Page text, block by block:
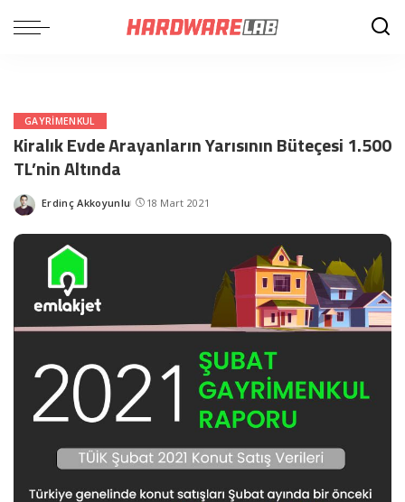
GAYRIMENKUL
Kiralık Evde Arayanların Yarısının Büteçesi 1.500
TL’nin Altında
Posted
Erdinç Akkoyunlu 18 Mart 2021